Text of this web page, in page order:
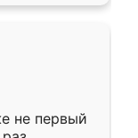
не первый